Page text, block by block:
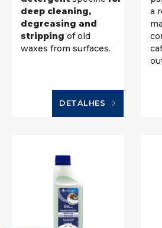
deep cleaning,
degreasing and
stripping of old
waxes from surfaces.
DETALHES
a